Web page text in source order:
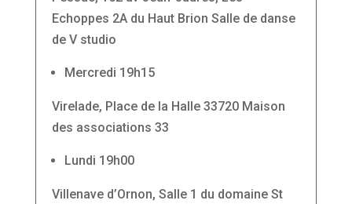
Echoppes 2A du Haut Brion Salle de danse
de V studio
Mercredi 19h15
Virelade, Place de la Halle 33720 Maison
des associations 33
Lundi 19h00
Villenave d’Ornon, Salle 1 du domaine St